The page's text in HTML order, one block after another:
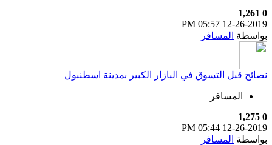
0
1,261
12-26-2019
05:57 PM
بواسطة المسافر
نصائح قبل التسوق في البازار الكبير بمدينة اسطنبول
المسافر
0
1,275
12-26-2019
05:44 PM
بواسطة المسافر